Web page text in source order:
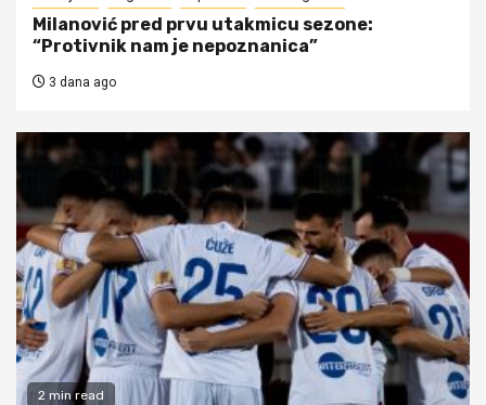
Milanović pred prvu utakmicu sezone:
“Protivnik nam je nepoznanica”
3 dana ago
2 min read